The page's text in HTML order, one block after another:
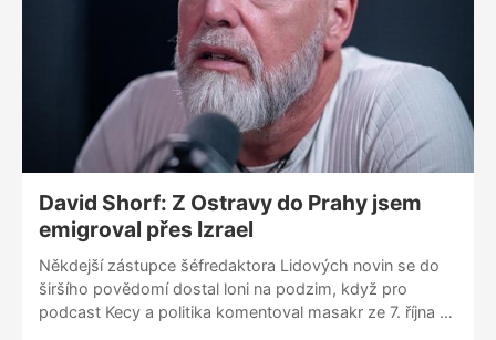
David Shorf: Z Ostravy do Prahy jsem
emigroval přes Izrael
Někdejší zástupce šéfredaktora Lidových novin se do
širšího povědomí dostal loni na podzim, když pro
podcast Kecy a politika komentoval masakr ze 7. října a